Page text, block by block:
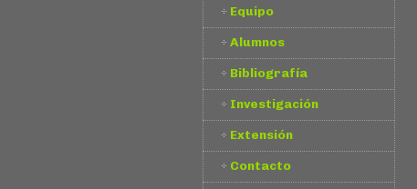
Equipo
Alumnos
Bibliografía
Investigación
Extensión
Contacto